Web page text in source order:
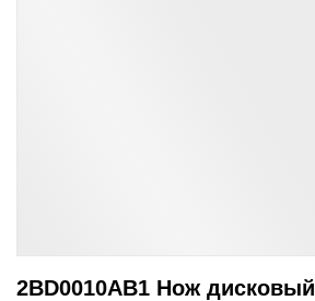
2BD0010AB1 Нож дисковый